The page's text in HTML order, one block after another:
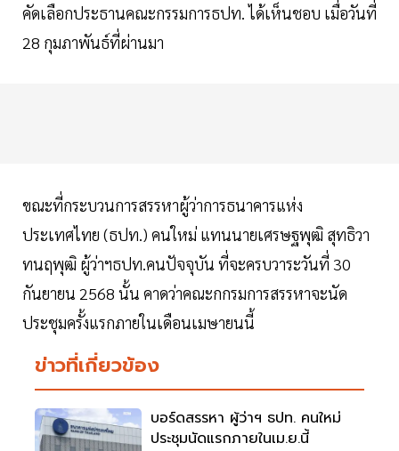
คัดเลือกประธานคณะกรรมการธปท. ได้เห็นชอบ เมื่อวันที่
28 กุมภาพันธ์ที่ผ่านมา
ขณะที่กระบวนการสรรหาผู้ว่าการธนาคารแห่ง
ประเทศไทย (ธปท.) คนใหม่ แทนนายเศรษฐพุฒิ สุทธิวา
ทนฤพุฒิ ผู้ว่าฯธปท.คนปัจจุบัน ที่จะครบวาระวันที่ 30
กันยายน 2568 นั้น คาดว่าคณะกกรมการสรรหาจะนัด
ประชุมครั้งแรกภายในเดือนเมษายนนี้
ข่าวที่เกี่ยวข้อง
บอร์ดสรรหา ผู้ว่าฯ ธปท. คนใหม่
ประชุมนัดแรกภายในเม.ย.นี้